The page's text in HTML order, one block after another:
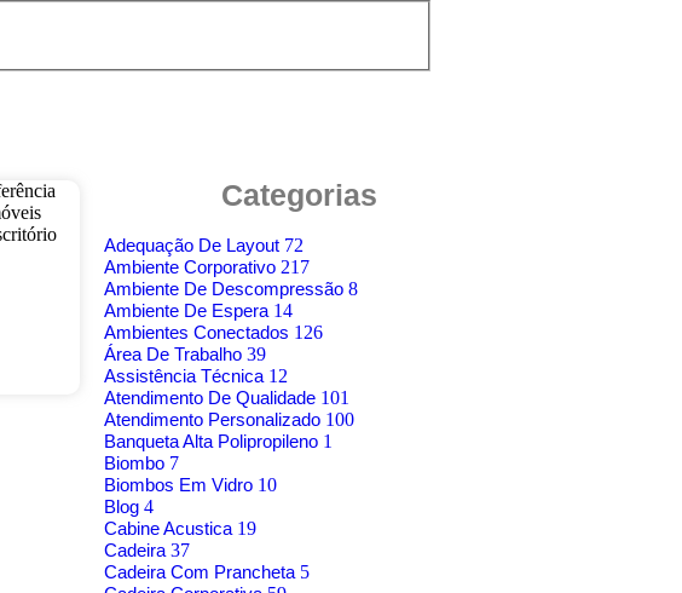
Categorias
Adequação De Layout 72
Ambiente Corporativo 217
Ambiente De Descompressão 8
Ambiente De Espera 14
Ambientes Conectados 126
Área De Trabalho 39
Assistência Técnica 12
Atendimento De Qualidade 101
Atendimento Personalizado 100
Banqueta Alta Polipropileno 1
Biombo 7
Biombos Em Vidro 10
Blog 4
Cabine Acustica 19
Cadeira 37
Cadeira Com Prancheta 5